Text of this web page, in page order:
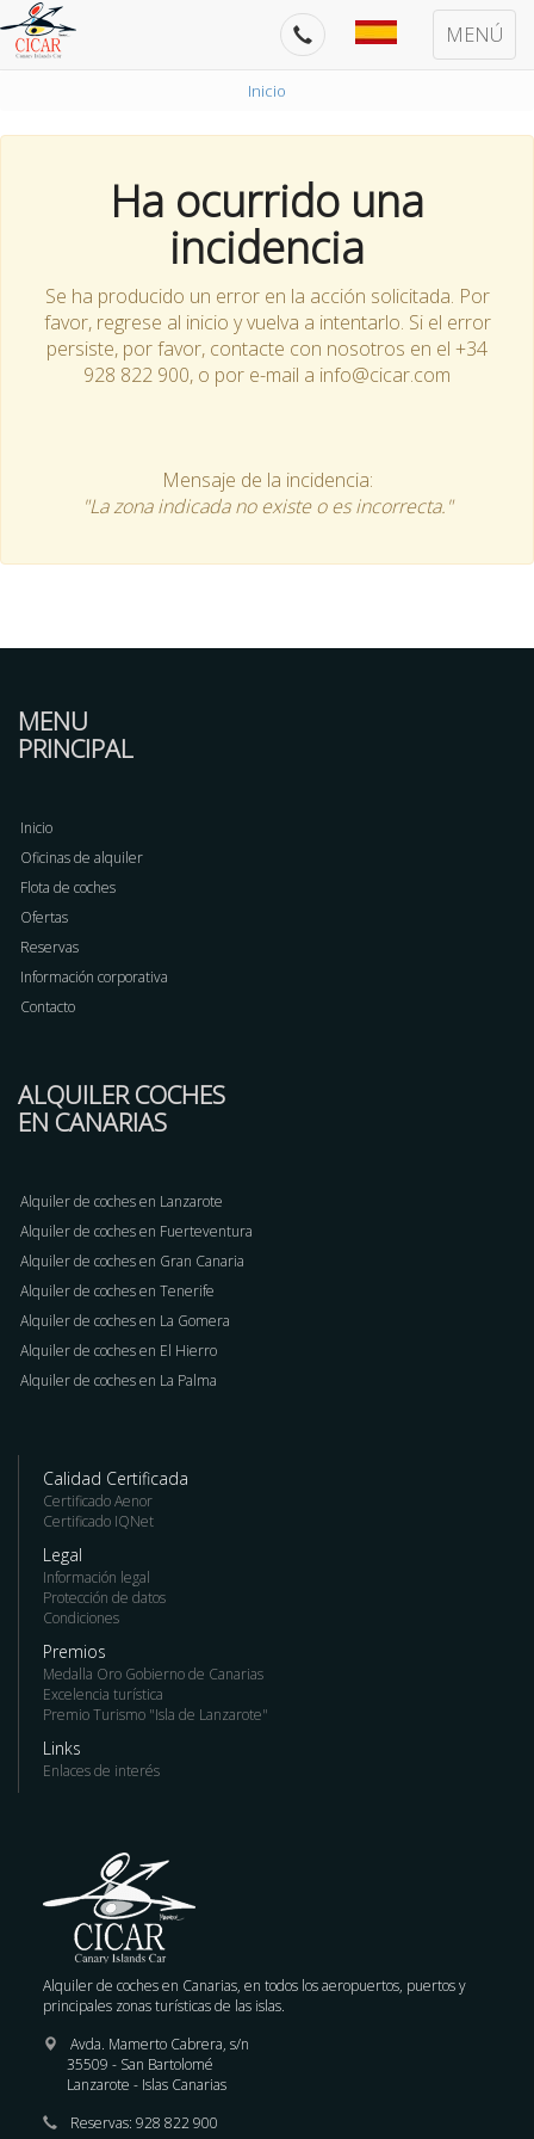
MENÚ
Inicio
Ha ocurrido una
incidencia
Se ha producido un error en la acción solicitada. Por
favor, regrese al inicio y vuelva a intentarlo. Si el error
persiste, por favor, contacte con nosotros en el +34
928 822 900, o por e-mail a info@cicar.com
Mensaje de la incidencia:
"La zona indicada no existe o es incorrecta."
MENU
PRINCIPAL
Inicio
Oficinas de alquiler
Flota de coches
Ofertas
Reservas
Información corporativa
Contacto
ALQUILER COCHES
EN CANARIAS
Alquiler de coches en Lanzarote
Alquiler de coches en Fuerteventura
Alquiler de coches en Gran Canaria
Alquiler de coches en Tenerife
Alquiler de coches en La Gomera
Alquiler de coches en El Hierro
Alquiler de coches en La Palma
Calidad Certificada
Certificado Aenor
Certificado IQNet
Legal
Información legal
Protección de datos
Condiciones
Premios
Medalla Oro Gobierno de Canarias
Excelencia turística
Premio Turismo "Isla de Lanzarote"
Links
Enlaces de interés
Alquiler de coches en Canarias, en todos los aeropuertos, puertos y
principales zonas turísticas de las islas.
Avda. Mamerto Cabrera, s/n
35509 - San Bartolomé
Lanzarote - Islas Canarias
Reservas: 928 822 900